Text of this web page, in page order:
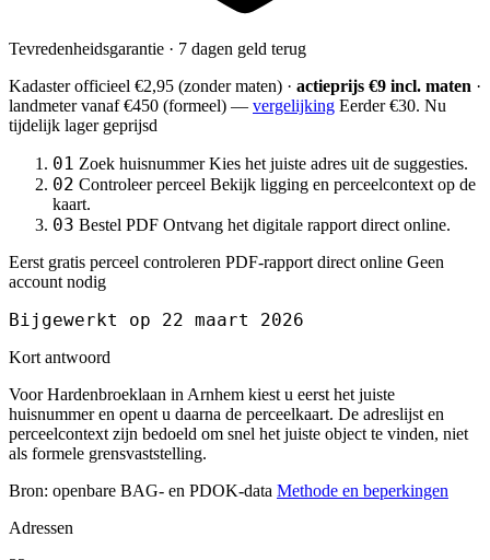
Tevredenheidsgarantie · 7 dagen geld terug
Kadaster officieel €2,95 (zonder maten) · actieprijs €9 incl. maten ·
landmetervanaf €450 (formeel) — vergelijking Eerder €30. Nu
tijdelijk lager geprijsd
01 Zoek huisnummer Kies het juiste adres uit de suggesties.
02 Controleer perceel Bekijk ligging en perceelcontext op de
kaart.
03 Bestel PDF Ontvang het digitale rapport direct online.
Eerst gratis perceel controleren PDF-rapport direct online Geen
account nodig
Bijgewerkt op 22 maart 2026
Kort antwoord
Voor Hardenbroeklaan in Arnhem kiest u eerst het juiste
huisnummer en opent u daarna de perceelkaart. De adreslijst en
perceelcontext zijn bedoeld om snel het juiste object te vinden, niet
als formele grensvaststelling.
Bron: openbare BAG- en PDOK-data Methode en beperkingen
Adressen